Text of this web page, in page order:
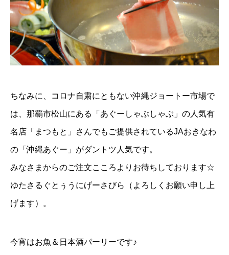
ちなみに、コロナ自粛にともない沖縄ジョートー市場で
は、那覇市松山にある「あぐーしゃぶしゃぶ」の人気有
名店「まつもと」さんでもご提供されているJAおきなわ
の「沖縄あぐー 」がダントツ人気です。
みなさまからのご注文こころよりお待ちしております☆
ゆたさるぐとぅうにげーさびら（よろしくお願い申し上
げます）。
今宵はお魚＆日本酒パーリーです♪